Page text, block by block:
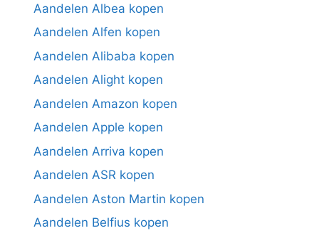
Aandelen Albea kopen
Aandelen Alfen kopen
Aandelen Alibaba kopen
Aandelen Alight kopen
Aandelen Amazon kopen
Aandelen Apple kopen
Aandelen Arriva kopen
Aandelen ASR kopen
Aandelen Aston Martin kopen
Aandelen Belfius kopen